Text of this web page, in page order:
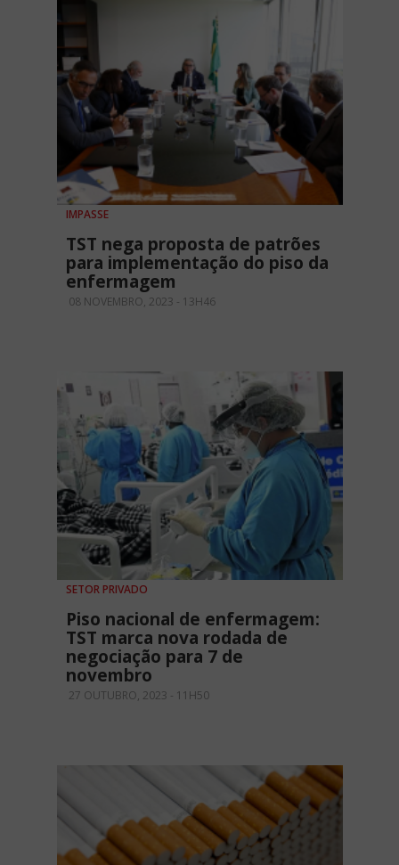
IMPASSE
TST nega proposta de patrões
para implementação do piso da
enfermagem
08 NOVEMBRO, 2023 - 13H46
SETOR PRIVADO
Piso nacional de enfermagem:
TST marca nova rodada de
negociação para 7 de
novembro
27 OUTUBRO, 2023 - 11H50